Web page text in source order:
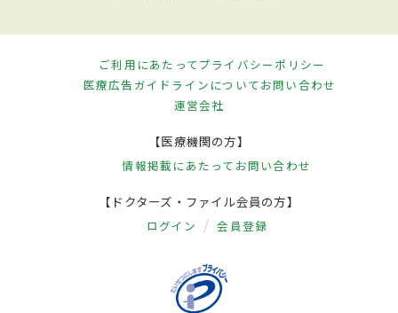
ご利用にあたってプライバシーポリシー
医療広告ガイドラインについてお問い合わせ
運営会社
【医療機関の方】
情報掲載にあたって お問い合わせ
【ドクターズ・ファイル会員の方】
ログイン 会員登録